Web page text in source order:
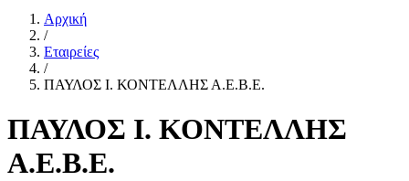
Αρχική
/
Εταιρείες
/
ΠΑΥΛΟΣ Ι. ΚΟΝΤΕΛΛΗΣ Α.Ε.Β.Ε.
ΠΑΥΛΟΣ Ι. ΚΟΝΤΕΛΛΗΣ
Α.Ε.Β.Ε.